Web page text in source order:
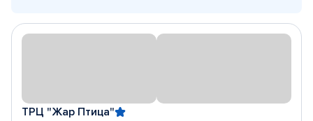
ТРЦ "Жар Птица"